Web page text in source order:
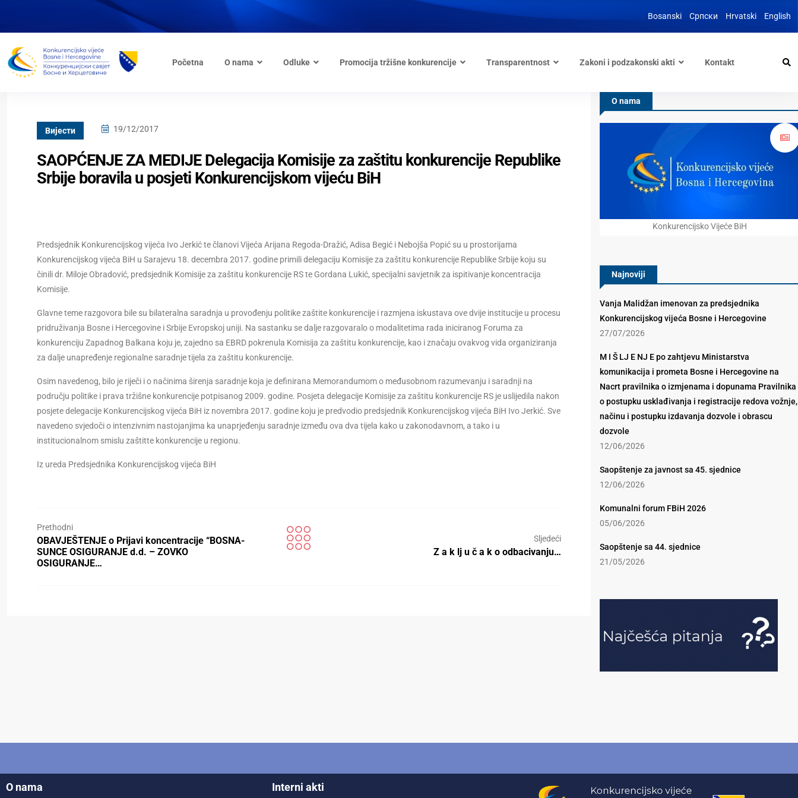
Bosanski Српски Hrvatski English
Početna O nama Odluke Promocija tržišne konkurencije Transparentnost Zakoni i podzakonski akti Kontakt
Вијести 19/12/2017
SAOPĆENJE ZA MEDIJE Delegacija Komisije za zaštitu konkurencije Republike
Srbije boravila u posjeti Konkurencijskom vijeću BiH
Predsjednik Konkurencijskog vijeća Ivo Jerkić te članovi Vijeća Arijana Regoda-Dražić, Adisa Begić i Nebojša Popić su u prostorijama
Konkurencijskog vijeća BiH u Sarajevu 18. decembra 2017. godine primili delegaciju Komisije za zaštitu konkurencije Republike Srbije koju su
činili dr. Miloje Obradović, predsjednik Komisije za zaštitu konkurencije RS te Gordana Lukić, specijalni savjetnik za ispitivanje koncentracija
Komisije.
Glavne teme razgovora bile su bilateralna saradnja u provođenju politike zaštite konkurencije i razmjena iskustava ove dvije institucije u procesu
pridruživanja Bosne i Hercegovine i Srbije Evropskoj uniji. Na sastanku se dalje razgovaralo o modalitetima rada iniciranog Foruma za
konkurenciju Zapadnog Balkana koju je, zajedno sa EBRD pokrenula Komisija za zaštitu konkurencije, kao i značaju ovakvog vida organiziranja
za dalje unapređenje regionalne saradnje tijela za zaštitu konkurencije.
Osim navedenog, bilo je riječi i o načinima širenja saradnje koja je definirana Memorandumom o međusobnom razumevanju i saradnji na
području politike i prava tržišne konkurencije potpisanog 2009. godine. Posjeta delegacije Komisije za zaštitu konkurencije RS je uslijedila nakon
posjete delegacije Konkurencijskog vijeća BiH iz novembra 2017. godine koju je predvodio predsjednik Konkurencijskog vijeća BiH Ivo Jerkić. Sve
navedeno svjedoči o intenzivnim nastojanjima ka unaprjeđenju saradnje između ova dva tijela kako u zakonodavnom, a tako i u
institucionalnom smislu zaštitte konkurencije u regionu.
Iz ureda Predsjednika Konkurencijskog vijeća BiH
Prethodni
OBAVJEŠTENJE o Prijаvi koncentrаcije “BOSNA-
SUNCE OSIGURANJE d.d. – ZOVKO
OSIGURANJE…
Sljedeći
Z a k lj u č a k o odbacivanju…
O nama
Konkurencijsko Vijeće BiH
Najnoviji
Vanja Malidžan imenovan za predsjednika
Konkurencijskog vijeća Bosne i Hercegovine
27/07/2026
M I Š LJ E NJ E po zahtjevu Ministarstva
komunikacija i prometa Bosne i Hercegovine na
Nacrt pravilnika o izmjenama i dopunama Pravilnika
o postupku usklađivanja i registracije redova vožnje,
načinu i postupku izdavanja dozvole i obrascu
dozvole
12/06/2026
Saopštenje za javnost sa 45. sjednice
12/06/2026
Komunalni forum FBiH 2026
05/06/2026
Saopštenje sa 44. sjednice
21/05/2026
O nama Interni akti